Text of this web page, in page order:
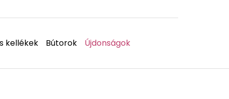
kellékek Bútorok Újdonságok